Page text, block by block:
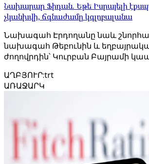
Նախարար Ֆիդան. Եթե Իսրայելի
չկանխվի, ճգնաժամը կգլոբալանա
Նախագահ Էրդողանը նաև
նախագահ Թեբունին և
ժողովրդին՝ Կուրբան Բայրամի
ԱՂԲՅՈՒՐ:trt
ԱՌԱՋԱՐԿ